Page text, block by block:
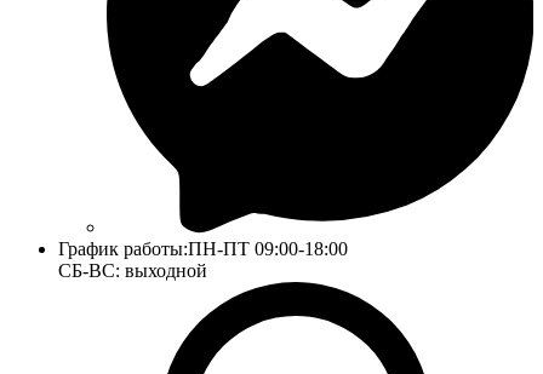
График работы:ПН-ПТ 09:00-18:00
СБ-ВС: выходной